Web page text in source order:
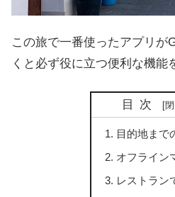
この旅で一番使ったアプリが
くと必ず役に立つ便利な機能
目次
目的地まで
オフライン
レストラン